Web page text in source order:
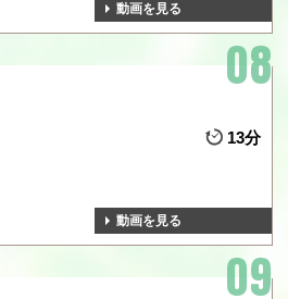
動画を見る
13分
動画を見る